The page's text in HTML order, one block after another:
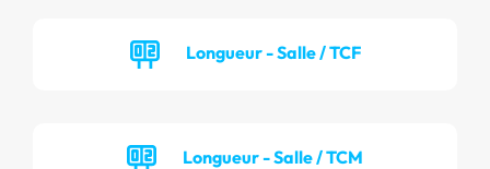
Longueur - Salle / TCF
Longueur - Salle / TCM